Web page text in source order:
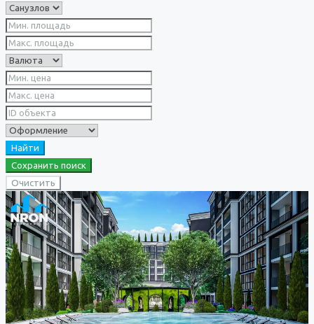
Найти
Сохранить поиск
Очистить